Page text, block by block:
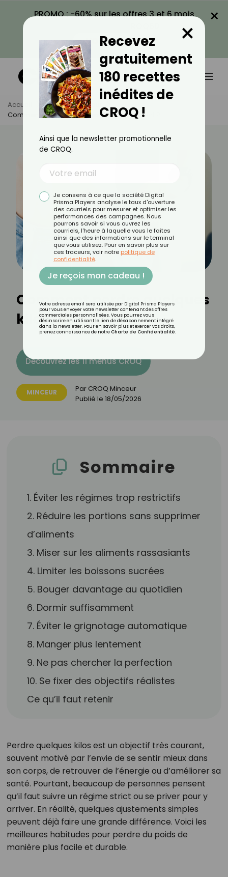
PROMO : -60% sur les offres 3 et 6 mois
VOIR LA PROMO
×
Accueil Actus
Minceur
Comment Perdre Quelques Kilos Facilement ?
Comment perdre quelques
kilos facilement ?
Découvrez les 11 menus CROQ
MINCEUR Par CROQ Minceur
Publié le 18/05/2026
Sommaire
1. Éviter les régimes trop restrictifs
2. Réduire les portions sans supprimer
d’aliments
3. Miser sur les aliments rassasiants
4. Limiter les boissons sucrées
5. Bouger davantage au quotidien
6. Dormir suffisamment
7. Éviter le grignotage automatique
8. Manger plus lentement
9. Ne pas chercher la perfection
10. Se fixer des objectifs réalistes
Ce qu’il faut retenir
Perdre quelques kilos est un objectif très courant,
souvent motivé par l’envie de se sentir mieux dans
son corps, de retrouver de l’énergie ou d’améliorer sa
santé. Pourtant, beaucoup de personnes pensent
qu’il faut suivre un régime strict ou se priver pour y
arriver. En réalité, quelques ajustements simples
peuvent déjà faire une grande différence. Voici les
meilleures habitudes pour perdre du poids de
manière plus facile et durable.
Recevez
gratuitement
180 recettes
inédites de
CROQ !
×
Ainsi que la newsletter promotionnelle
de CROQ.
Je consens à ce que la société Digital
Prisma Players analyse le taux d'ouverture
des courriels pour mesurer et optimiser les
performances des campagnes. Nous
pourrons savoir si vous ouvrez les
courriels, l'heure à laquelle vous le faites
ainsi que des informations sur le terminal
que vous utilisez. Pour en savoir plus sur
ces traceurs, voir notre politique de
confidentialité.
Je reçois mon cadeau !
Votre adresse email sera utilisée par Digital Prisma Players
pour vous envoyer votre newsletter contenant des offres
commerciales personnalisées. Vous pourrez vous
désinscrire en utilisant le lien de désabonnement intégré
dans la newsletter. Pour en savoir plus et exercer vos droits,
prenez connaissance de notre Charte de Confidentialité.